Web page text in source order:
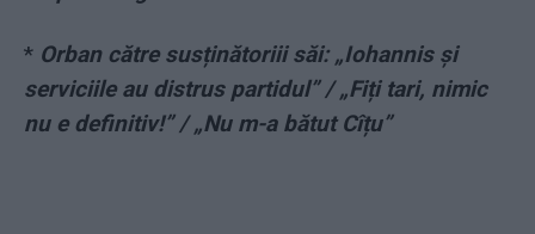
* Orban către susținătoriii săi: „Iohannis și
serviciile au distrus partidul” / „Fiți tari, nimic
nu e definitiv!” / „Nu m-a bătut Cîțu”